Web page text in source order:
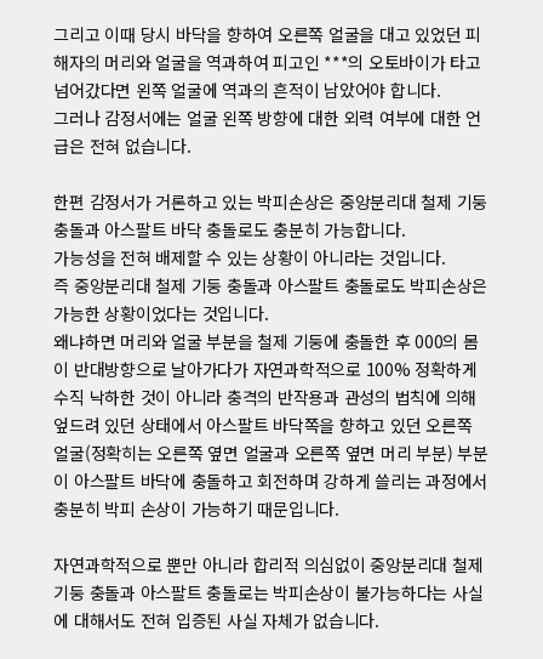
그리고 이때 당시 바닥을 향하여 오른쪽 얼굴을 대고 있었던 피
해자의 머리와 얼굴을 역과하여 피고인 ***의 오토바이가 타고
넘어갔다면 왼쪽 얼굴에 역과의 흔적이 남았어야 합니다.
그러나 감정서에는 얼굴 왼쪽 방향에 대한 외력 여부에 대한 언
급은 전혀 없습니다.
한편 감정서가 거론하고 있는 박피손상은 중앙분리대 철제 기둥
충돌과 아스팔트 바닥 충돌로도 충분히 가능합니다.
가능성을 전혀 배제할 수 있는 상황이 아니라는 것입니다.
즉 중앙분리대 철제 기둥 충돌과 아스팔트 충돌로도 박피손상은
가능한 상황이었다는 것입니다.
왜냐하면 머리와 얼굴 부분을 철제 기둥에 충돌한 후 000의 몸
이 반대방향으로 날아가다가 자연과학적으로 100% 정확하게
수직 낙하한 것이 아니라 충격의 반작용과 관성의 법칙에 의해
엎드려 있던 상태에서 아스팔트 바닥쪽을 향하고 있던 오른쪽
얼굴(정확히는 오른쪽 옆면 얼굴과 오른쪽 옆면 머리 부분) 부분
이 아스팔트 바닥에 충돌하고 회전하며 강하게 쓸리는 과정에서
충분히 박피 손상이 가능하기 때문입니다.
자연과학적으로 뿐만 아니라 합리적 의심없이 중앙분리대 철제
기둥 충돌과 아스팔트 충돌로는 박피손상이 불가능하다는 사실
에 대해서도 전혀 입증된 사실 자체가 없습니다.